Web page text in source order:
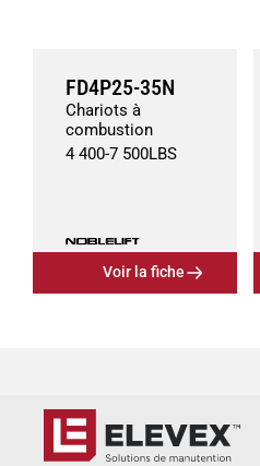
FD4P25-35N
Chariots à
combustion
4 400-7 500LBS
Voir la fiche